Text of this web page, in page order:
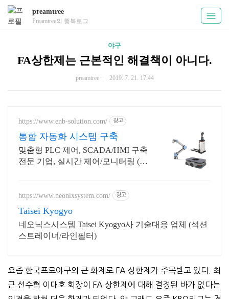
preamtree
Preamtree의 행복로그
야구
FA상한제는 근본적인 해결책이 아니다.
preamtree 2019. 7. 21. 17:44
https://www.enb-solution.com/ 광고
통합 자동화 시스템 구축
맞춤형 PLC 제어, SCADA/HMI 구축
전문 기업, 실시간 제어/모니터링 (생
https://www.neonixsystem.com/ 광고
Taisei Kyogyo
네오닉스시스템 Taisei Kyogyo사 기술대응 업체 (석션
스트레이너/라인필터)
요즘 한국프로야구의 큰 화제로 FA 상한제가 주목받고 있다. 최
근 선수협 이대호 회장이 FA 상한제에 대해 결정된 바가 없다는